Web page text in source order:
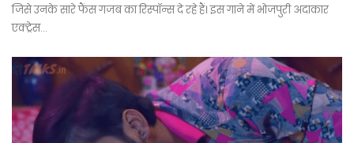
जिसे उनके सारे फैंस गजब का रिस्पॉन्स दे रहे हैं। इस गाने में भोजपुरी अदाकार
एक्ट्रेस…